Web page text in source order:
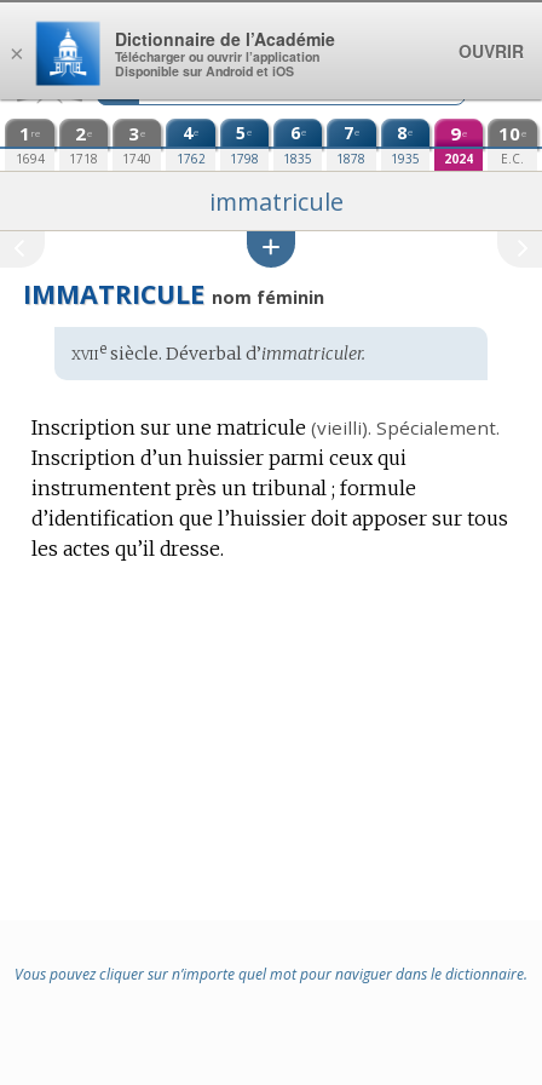
Aller au contenu
1 re
1694
2e
1718
3e
1740
4e
1762
5e
1798
6e
1835
7e
1878
8e
1935
9e
2024
10e
E.C.
immatricule
IMMATRICULE nom féminin
Étymologie
:
xviiesiècle. Déverbal d’immatriculer.
Inscription sur une matricule (vieilli). Spécialement.
Inscription d’un huissier parmi ceux qui
instrumentent près un tribunal ; formule
d’identification que l’huissier doit apposer sur tous
les actes qu’il dresse.
Vous pouvez cliquer sur n’importe quel mot pour naviguer dans le dictionnaire.
×
Dictionnaire de l’Académie
Télécharger ou ouvrir l’application
Disponible sur Android et iOS
OUVRIR